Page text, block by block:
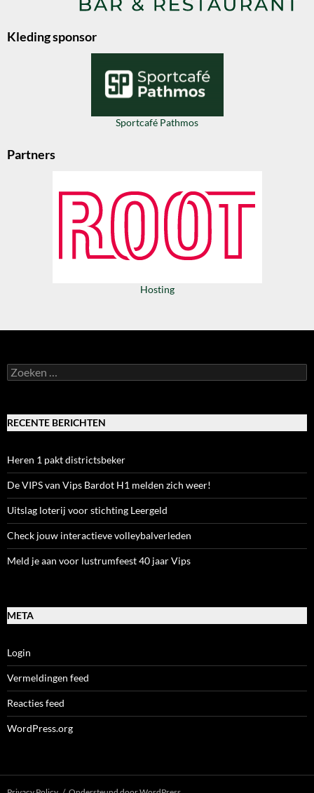
Kleding sponsor
Sportcafé Pathmos
Partners
Hosting
Zoeken
naar:
RECENTE BERICHTEN
Heren 1 pakt districtsbeker
De VIPS van Vips Bardot H1 melden zich weer!
Uitslag loterij voor stichting Leergeld
Check jouw interactieve volleybalverleden
Meld je aan voor lustrumfeest 40 jaar Vips
META
Login
Vermeldingen feed
Reacties feed
WordPress.org